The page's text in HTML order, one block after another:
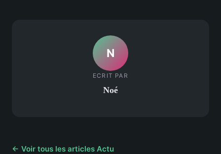
N
ECRIT PAR
Noé
← Voir tous les articles Actu